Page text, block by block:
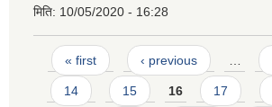
मिति: 10/05/2020 - 16:28
Pages
« first ‹ previous …
14 15 16 17